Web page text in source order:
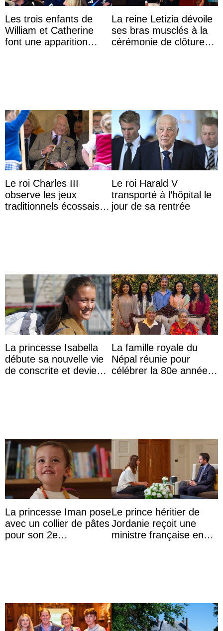
Les trois enfants de
William et Catherine
font une apparition
La reine Letizia dévoile
ses bras musclés à la
cérémonie de clôture
Le roi Charles III
observe les jeux
traditionnels écossais
Le roi Harald V
transporté à l’hôpital le
jour de sa rentrée
La princesse Isabella
débute sa nouvelle vie
de conscrite et devient
La famille royale du
Népal réunie pour
célébrer la 80e année
La princesse Iman pose
avec un collier de pâtes
pour son 2e
Le prince héritier de
Jordanie reçoit une
ministre française en